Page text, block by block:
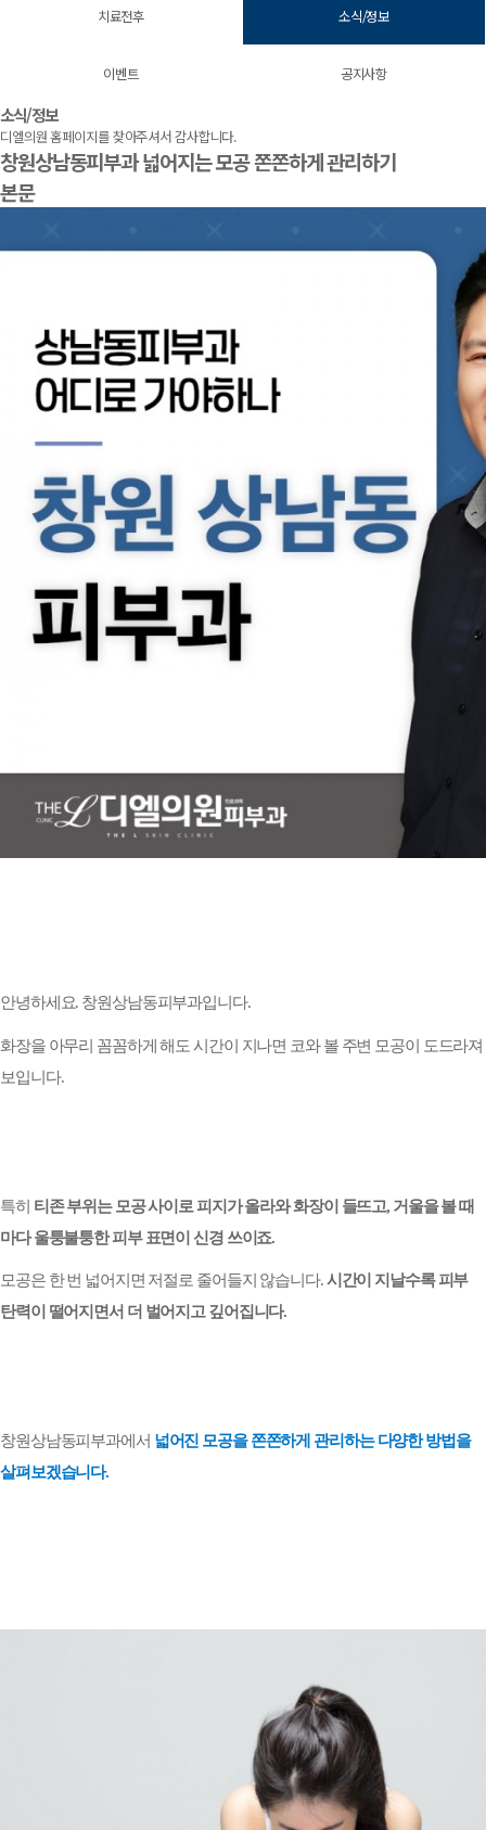
치료전후
소식/정보
이벤트 공지사항
소식/정보
디엘의원 홈페이지를 찾아주셔서 감사합니다.
창원상남동피부과 넓어지는 모공 쫀쫀하게 관리하기
본문
안녕하세요. 창원상남동피부과입니다.
화장을 아무리 꼼꼼하게 해도 시간이 지나면 코와 볼 주변 모공이 도드라져
보입니다.
특히 티존 부위는 모공 사이로 피지가 올라와 화장이 들뜨고, 거울을 볼 때
마다 울퉁불퉁한 피부 표면이 신경 쓰이죠.
모공은 한 번 넓어지면 저절로 줄어들지 않습니다.시간이 지날수록 피부
탄력이 떨어지면서 더 벌어지고 깊어집니다.
창원상남동피부과에서 넓어진 모공을 쫀쫀하게 관리하는 다양한 방법을
살펴보겠습니다.